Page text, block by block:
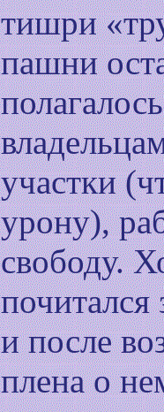
тишри
пашни
участки
урону),
свободу.
почитался
и после
плена о